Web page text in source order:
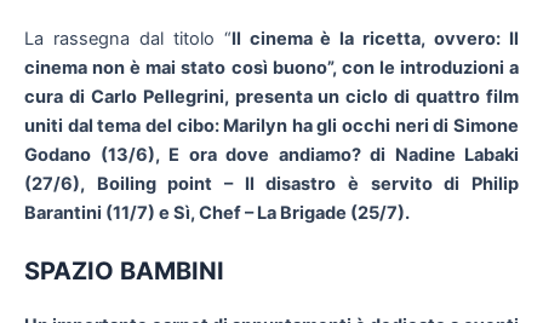
La rassegna dal titolo “Il cinema è la ricetta, ovvero: Il
cinema non è mai stato così buono”, con le introduzioni a
cura di Carlo Pellegrini, presenta un ciclo di quattro film
uniti dal tema del cibo: Marilyn ha gli occhi neridi Simone
Godano (13/6), E ora dove andiamo? di Nadine Labaki
(27/6), Boiling point – Il disastro è servito di Philip
Barantini (11/7) e Sì, Chef – La Brigade (25/7).
SPAZIO BAMBINI